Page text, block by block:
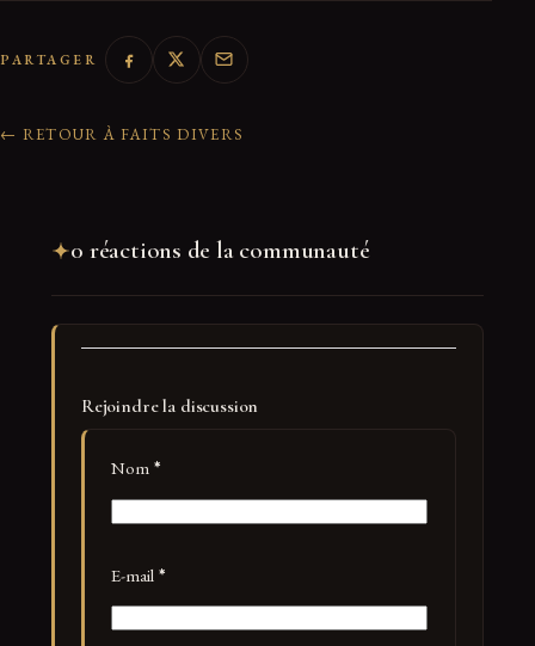
PARTAGER
← RETOUR À FAITS DIVERS
0 réactions de la communauté
Rejoindre la discussion
Nom *
E-mail *